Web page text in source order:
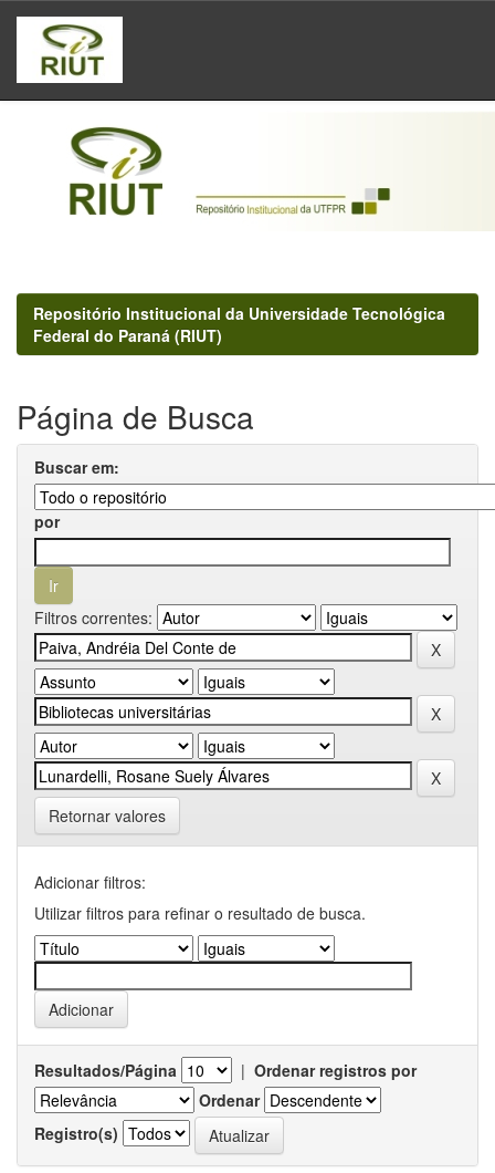
Skip
navigation
Repositório Institucional da Universidade Tecnológica
Federal do Paraná (RIUT)
Página de Busca
Buscar em:
por
Filtros correntes:
Retornar valores
Adicionar filtros:
Utilizar filtros para refinar o resultado de busca.
Resultados/Página | Ordenar registros por
Ordenar
Registro(s)